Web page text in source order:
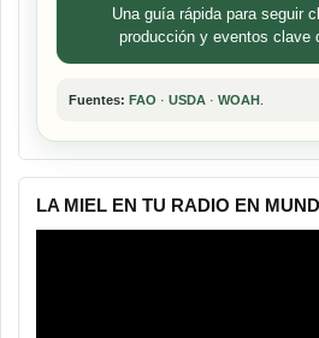
Una guía rápida para seguir
producción y eventos clave
Fuentes: FAO · USDA · WOAH
LA MIEL EN TU RADIO EN